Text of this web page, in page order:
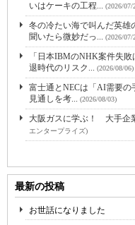
いはケーキの工程... (2026/07/
冬の冷たい海で叫んだ英雄
聞いたら微妙だっ... (2026/07/
「日本IBMのNHK案件失
退時代のリスク... (2026/08/06)
富士通とNECは「AI需要
見通しを考... (2026/08/03)
大阪ガスに学ぶ！ 大手企
エンタープライズ)
最新の投稿
お世話になりました